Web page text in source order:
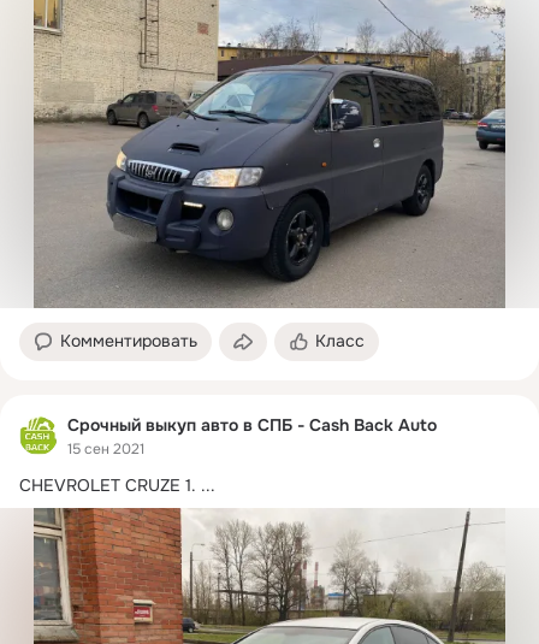
Комментировать Класс
Срочный выкуп авто в СПБ - Cash Back Auto
15 сен 2021
CHEVROLET CRUZE 1. ...